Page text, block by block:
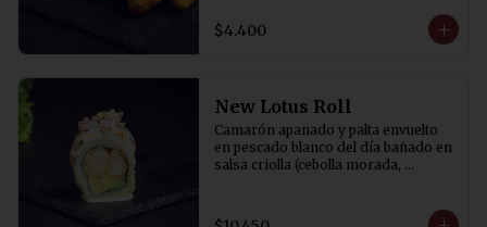
$4.400
New Lotus Roll
Camarón apanado y palta envuelto
en pescado blanco del día bañado en
salsa criolla (cebolla morada,